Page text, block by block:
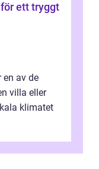
av de
villa eller
klimatet